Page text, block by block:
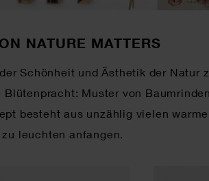
NATURE MATTERS
Schönheit und Ästhetik der Natur
Blütenpracht: Muster von
besteht aus unzählig vielen
leuchten anfangen.